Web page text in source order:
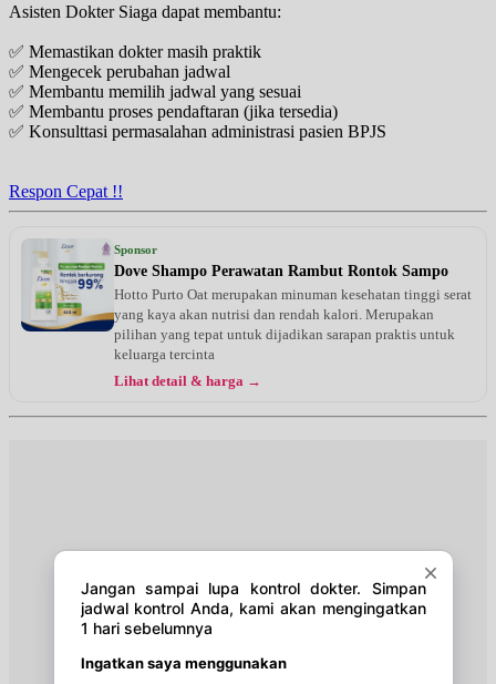
UMUM
Rabu, 12/08/2026
Jam 12:00 - 13:00
UMUM
Kamis, 13/08/2026
Jam 15:00 - 19:00
UMUM
Jumat, 14/08/2026
Jam 09:00 - 11:00
Jumat, 14/08/2026
Sabtu, 15/08/2026
Minggu, 16/08/2026
Jam 10:00 - 11:00
Asisten Dokter Siaga dapat membantu:
✅ Memastikan dokter masih praktik
✅ Mengecek perubahan jadwal
✅ Membantu memilih jadwal yang sesuai
✅ Membantu proses pendaftaran (jika tersedia)
✅ Konsulttasi permasalahan administrasi pasien BPJS
Respon Cepat !!
Sponsor
Dove Shampo Perawatan Rambut Rontok Sampo
Hotto Purto Oat merupakan minuman kesehatan tinggi serat
yang kaya akan nutrisi dan rendah kalori. Merupakan
pilihan yang tepat untuk dijadikan sarapan praktis untuk
keluarga tercinta
Lihat detail & harga →